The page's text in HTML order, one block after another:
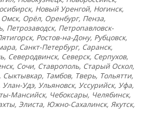
Новый Уренгой, Ногинск,
Орёл, Оренбург, Пенза,
Петрозаводск, Петропавловск-
Ростов-на-Дону, Рубцовск,
Санкт-Петербург, Саранск,
Северодвинск, Северск, Серпухов,
Сочи, Ставрополь, Старый Оскол,
Сыктывкар, Тамбов, Тверь, Тольятти,
Удэ, Ульяновск, Уссурийск, Уфа,
Мансийск, Чебоксары, Челябинск,
Элиста, Южно-Сахалинск, Якутск,